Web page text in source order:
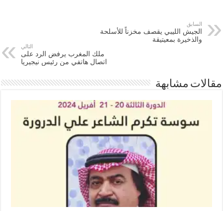
السابق
الجيش الليبي يقصف مخزناً للأسلحة
والذخيرة بمعيتيقة
التالي
ملك المغرب يرفض الرد على
اتصال هاتفي من رئيس نيجيريا
مقالات مشابهة